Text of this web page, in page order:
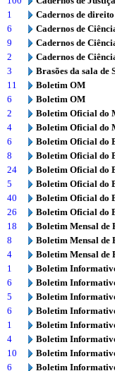
1
Cadernos de
6
Cadernos de
9
Cadernos de
2
Cadernos de
3
Brasões da sala de
11
Boletim OM
6
Boletim OM
2
Boletim Oficial do
4
Boletim Oficial do
6
Boletim Oficial do
8
Boletim Oficial do
24
Boletim Oficial do
5
Boletim Oficial do
40
Boletim Oficial do
26
Boletim Oficial do
18
Boletim Mensal de
8
Boletim Mensal de
4
Boletim Mensal de
1
Boletim
6
Boletim
5
Boletim
6
Boletim
1
Boletim
4
Boletim
10
Boletim
6
Boletim